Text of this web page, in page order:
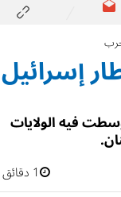
إسرائيل
فيه الولايات
1 دقائق